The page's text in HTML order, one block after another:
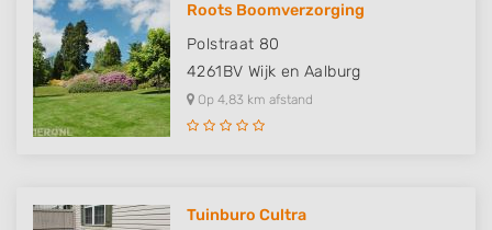
Roots Boomverzorging
Polstraat 80
4261BV Wijk en Aalburg
Op 4,83 km afstand
Tuinburo Cultra